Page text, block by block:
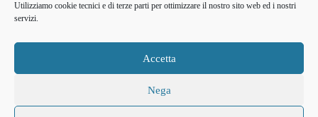
Utilizziamo cookie tecnici e di terze parti per ottimizzare il nostro sito web ed i nostri
servizi.
Accetta
Nega
Pubblicità
La tua pubblicità